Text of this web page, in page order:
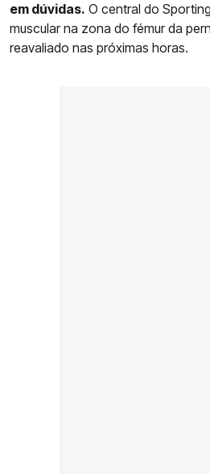
em dúvidas. O central do
muscular na zona do fémur da
reavaliado nas próximas horas.